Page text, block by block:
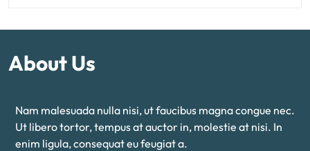
About Us
Nam malesuada nulla nisi, ut faucibus magna congue nec.
Ut libero tortor, tempus at auctor in, molestie at nisi. In
enim ligula, consequat eu feugiat a.